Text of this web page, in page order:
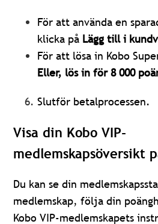
För att använda en
klicka på Lägg till i
För att lösa in Kobo
Eller, lös in för 8 000
Slutför betalprocessen.
Visa din Kobo VIP-
medlemskapsöversikt
Du kan se din
medlemskap, följa din
Kobo VIP-medlemskapets